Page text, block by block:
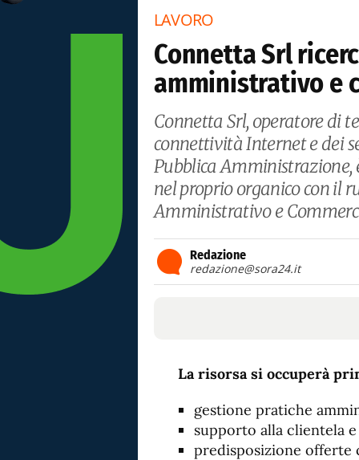
LAVORO
Connetta Srl
amministrativo e
Connetta Srl, operatore di
connettività Internet e dei
Pubblica Amministrazione,
nel proprio organico con il
Amministrativo e
Redazione
redazione@sora24.it
La risorsa si occuperà
gestione pratiche
supporto alla clientela
predisposizione